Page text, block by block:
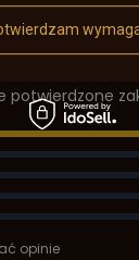
Napisz swoją opinię
potwierdzone
opinie